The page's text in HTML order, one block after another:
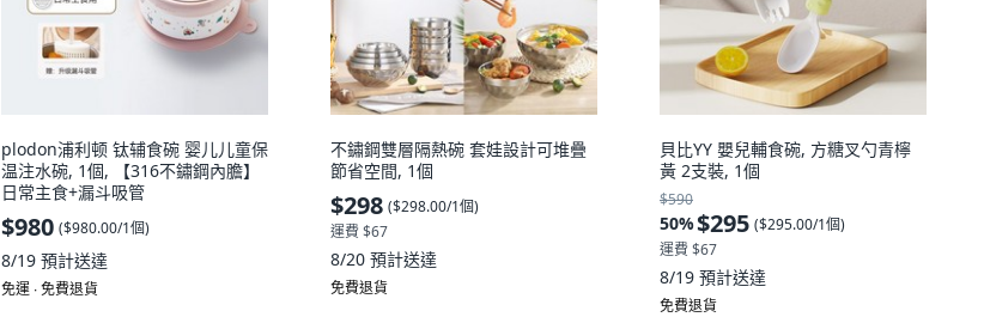
plodon浦利顿 钛辅食碗 婴儿儿童保
温注水碗, 1個, 【316不鏽鋼內膽】
日常主食+漏斗吸管
$980 ($980.00/1個)
8/19 預計送達
免運 ∙ 免費退貨
不鏽鋼雙層隔熱碗 套娃設計可堆疊
節省空間, 1個
$298 ($298.00/1個)
運費 $67
8/20 預計送達
免費退貨
貝比YY 嬰兒輔食碗, 方糖叉勺青檸
黃 2支裝, 1個
$590
50%$295 ($295.00/1個)
運費 $67
8/19 預計送達
免費退貨